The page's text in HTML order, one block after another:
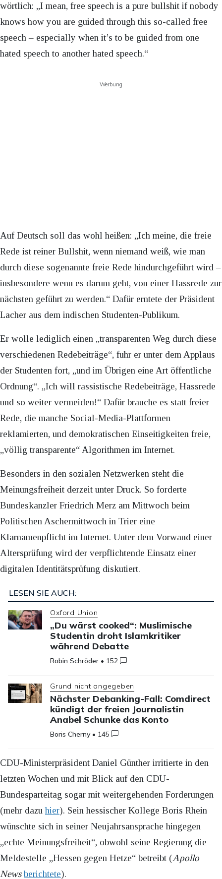
wörtlich: „I mean, free speech is a pure bullshit if nobody
knows how you are guided through this so-called free
speech – especially when it’s to be guided from one
hated speech to another hated speech.“
Werbung
Auf Deutsch soll das wohl heißen: „Ich meine, die freie
Rede ist reiner Bullshit, wenn niemand weiß, wie man
durch diese sogenannte freie Rede hindurchgeführt wird –
insbesondere wenn es darum geht, von einer Hassrede zur
nächsten geführt zu werden.“ Dafür erntete der Präsident
Lacher aus dem indischen Studenten-Publikum.
Er wolle lediglich einen „transparenten Weg durch diese
verschiedenen Redebeiträge“, fuhr er unter dem Applaus
der Studenten fort, „und im Übrigen eine Art öffentliche
Ordnung“. „Ich will rassistische Redebeiträge, Hassrede
und so weiter vermeiden!“ Dafür brauche es statt freier
Rede, die manche Social-Media-Plattformen
reklamierten, und demokratischen Einseitigkeiten freie,
„völlig transparente“ Algorithmen im Internet.
Besonders in den sozialen Netzwerken steht die
Meinungsfreiheit derzeit unter Druck. So forderte
Bundeskanzler Friedrich Merz am Mittwoch beim
Politischen Aschermittwoch in Trier eine
Klarnamenpflicht im Internet. Unter dem Vorwand einer
Altersprüfung wird der verpflichtende Einsatz einer
digitalen Identitätsprüfung diskutiert.
LESEN SIE AUCH:
Oxford Union
„Du wärst cooked“: Muslimische
Studentin droht Islamkritiker
während Debatte
Robin Schröder • 152
Grund nicht angegeben
Nächster Debanking-Fall: Comdirect
kündigt der freien Journalistin
Anabel Schunke das Konto
Boris Cherny • 145
CDU-Ministerpräsident Daniel Günther irritierte in den
letzten Wochen und mit Blick auf den CDU-
Bundesparteitag sogar mit weitergehenden Forderungen
(mehr dazuhier). Sein hessischer Kollege Boris Rhein
wünschte sich in seiner Neujahrsansprache hingegen
„echte Meinungsfreiheit“, obwohl seine Regierung die
Meldestelle „Hessen gegen Hetze“ betreibt (Apollo
News berichtete).